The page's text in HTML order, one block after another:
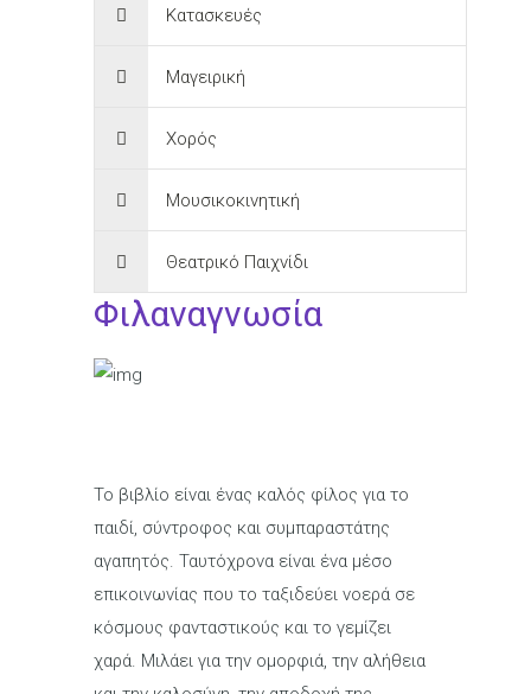
Κατασκευές
Μαγειρική
Χορός
Μουσικοκινητική
Θεατρικό Παιχνίδι
Φιλαναγνωσία
Το βιβλίο είναι ένας καλός φίλος για το
παιδί, σύντροφος και συμπαραστάτης
αγαπητός. Ταυτόχρονα είναι ένα μέσο
επικοινωνίας που το ταξιδεύει νοερά σε
κόσμους φανταστικούς και το γεμίζει
χαρά. Μιλάει για την ομορφιά, την αλήθεια